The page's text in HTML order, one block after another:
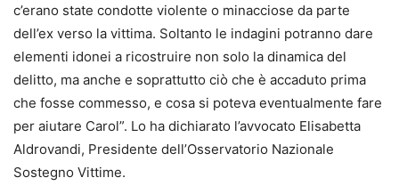
c’erano state condotte violente o minacciose da parte
dell’ex verso la vittima. Soltanto le indagini potranno dare
elementi idonei a ricostruire non solo la dinamica del
delitto, ma anche e soprattutto ciò che è accaduto prima
che fosse commesso, e cosa si poteva eventualmente fare
per aiutare Carol”. Lo ha dichiarato l’avvocato Elisabetta
Aldrovandi, Presidente dell’Osservatorio Nazionale
Sostegno Vittime.